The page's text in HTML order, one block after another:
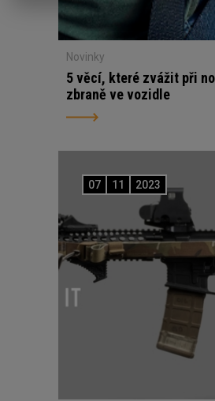
Novinky
5 věcí, které zvážit při
zbraně ve vozidle
07 11 2023